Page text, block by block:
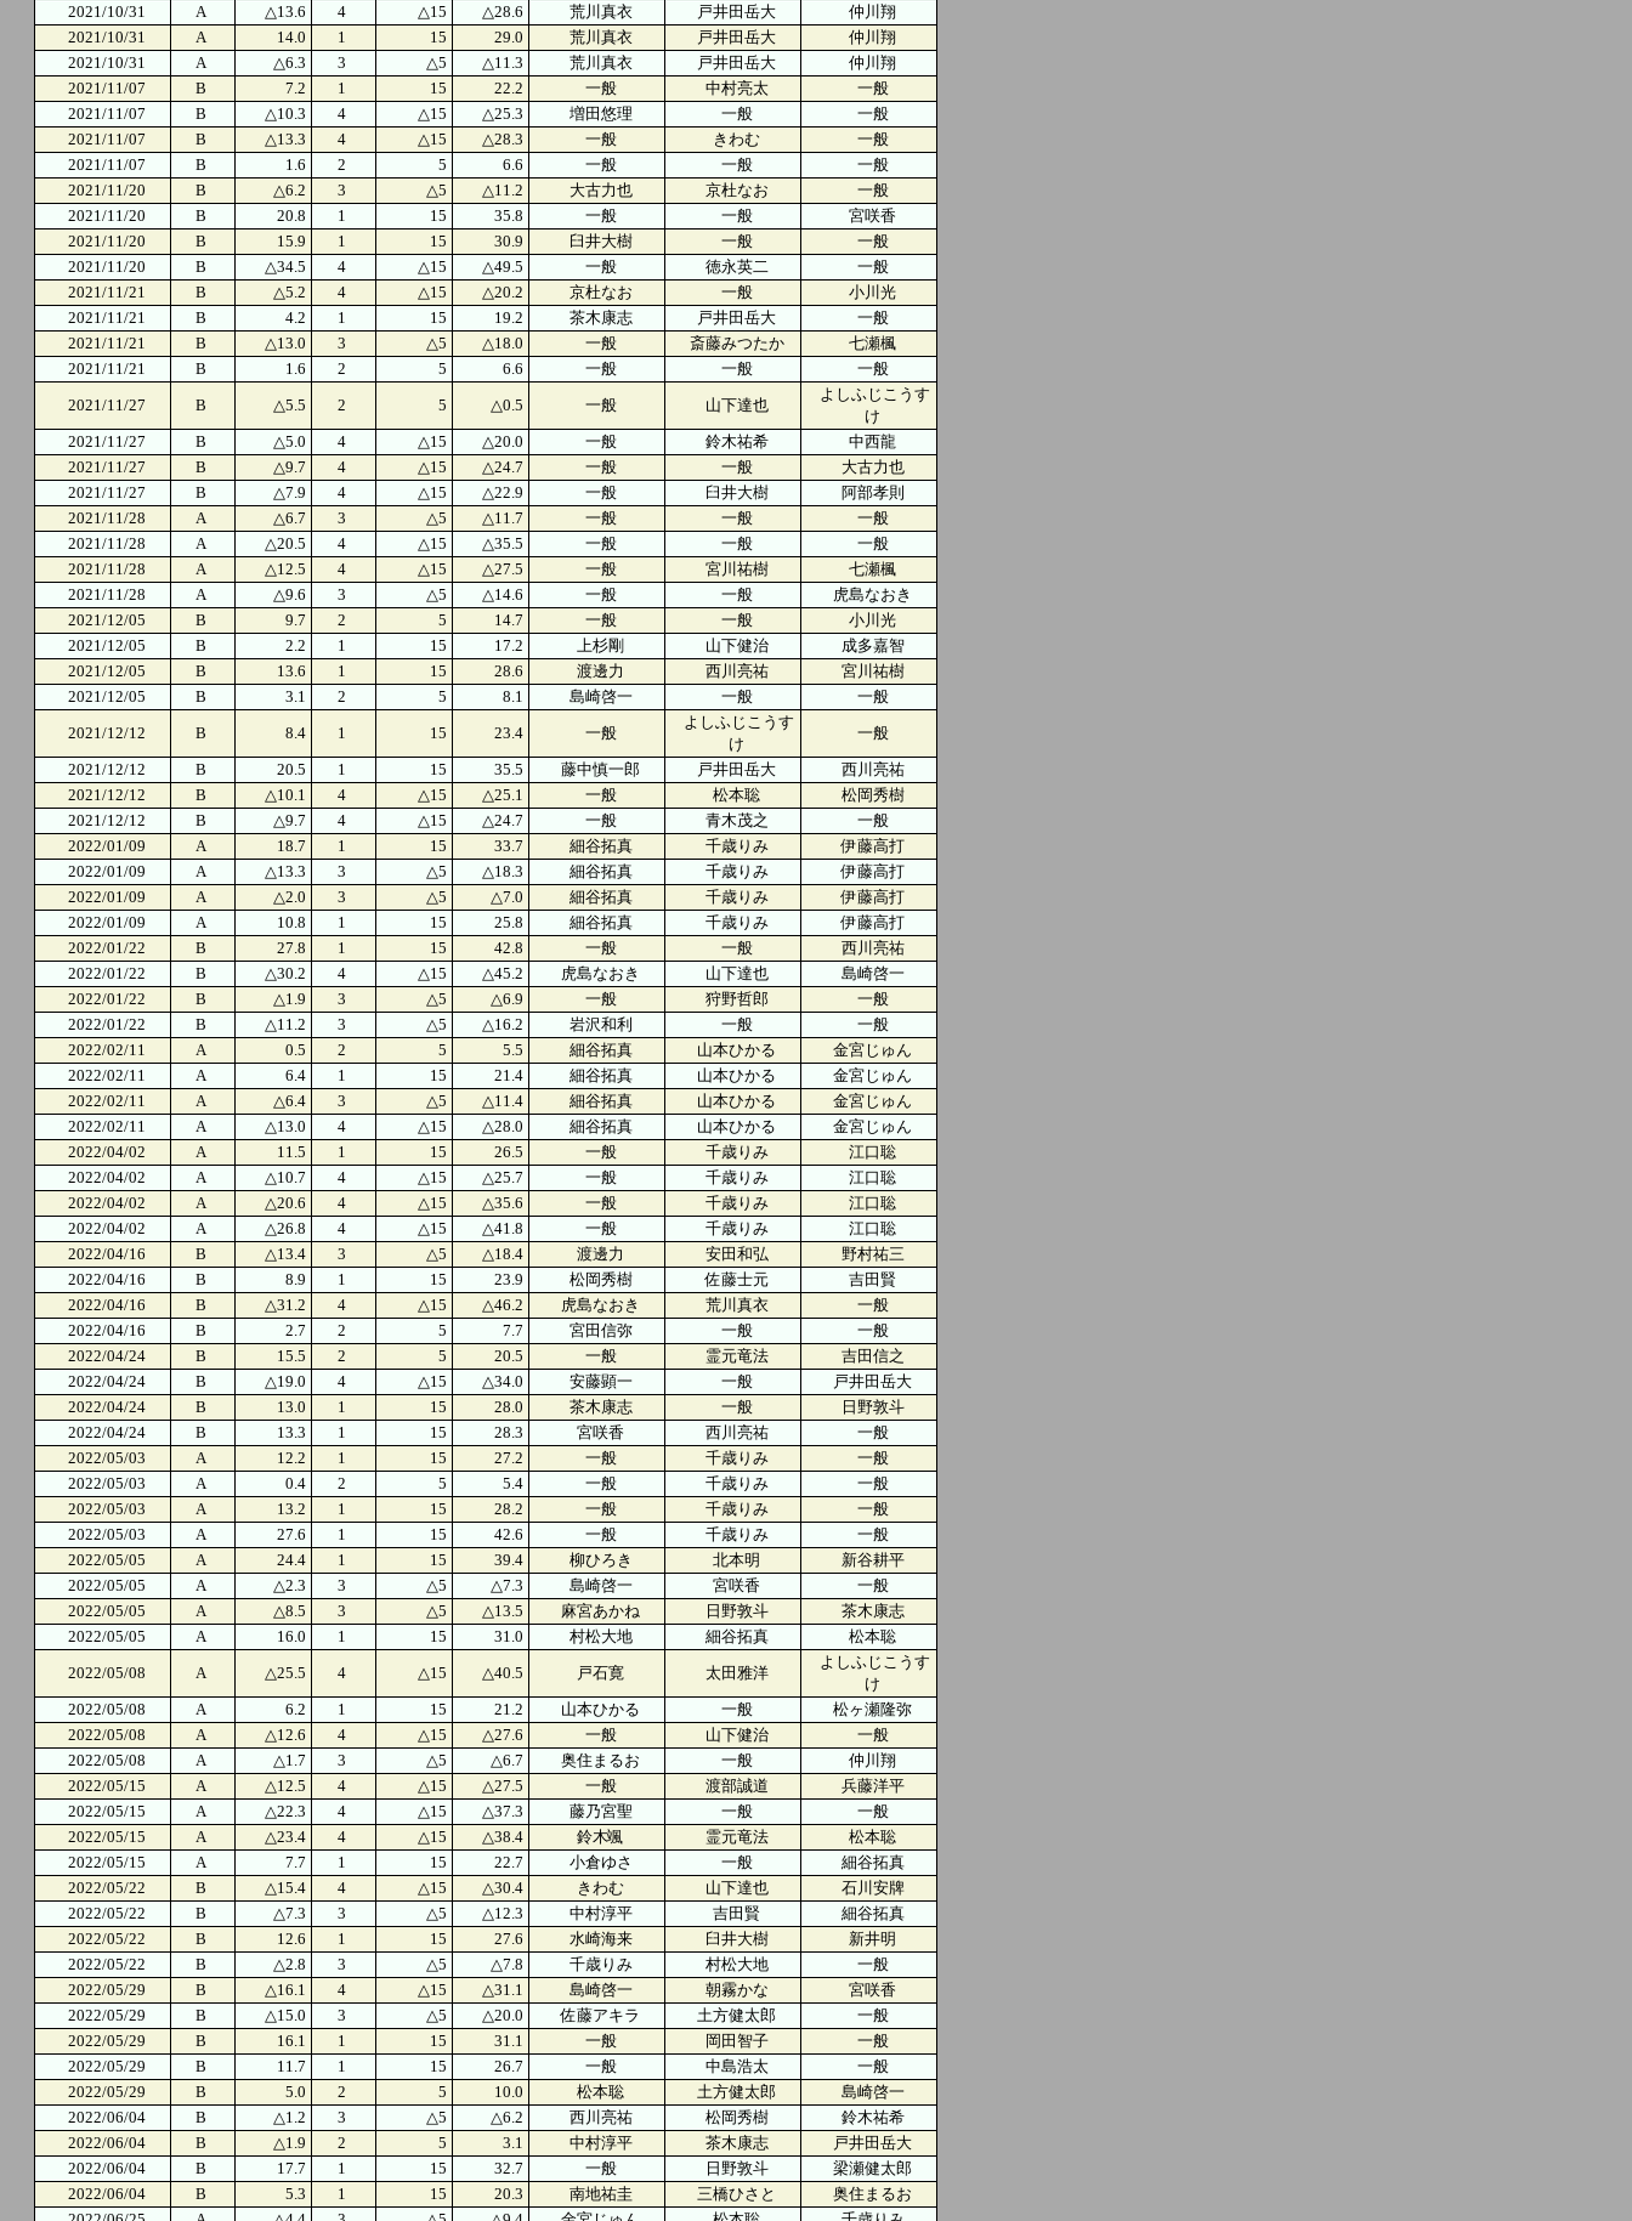
2021/10/31
A △13.6 4 △15 △28.6 荒川真衣 戸井田岳大
仲川翔
2021/10/31
A 14.0 1 15 29.0 荒川真衣 戸井田岳大
仲川翔
2021/10/31
A △6.3 3 △5 △11.3 荒川真衣 戸井田岳大
仲川翔
2021/11/07
B 7.2 1 15 22.2 一般 中村亮太
一般
2021/11/07
B △10.3 4 △15 △25.3 増田悠理 一般
一般
2021/11/07
B △13.3 4 △15 △28.3 一般 きわむ
一般
2021/11/07
B 1.6 2 5 6.6 一般 一般
一般
2021/11/20
B △6.2 3 △5 △11.2 大古力也 京杜なお
一般
2021/11/20
B 20.8 1 15 35.8 一般 一般
宮咲香
2021/11/20
B 15.9 1 15 30.9 臼井大樹 一般
一般
2021/11/20
B △34.5 4 △15 △49.5 一般 徳永英二
一般
2021/11/21
B △5.2 4 △15 △20.2 京杜なお 一般
小川光
2021/11/21
B 4.2 1 15 19.2 茶木康志 戸井田岳大
一般
2021/11/21
B △13.0 3 △5 △18.0 一般 斎藤みつたか
七瀬楓
2021/11/21
B 1.6 2 5 6.6 一般 一般
一般
2021/11/27
B △5.5 2 5 △0.5 一般 山下達也
よしふじこうす
け
2021/11/27
B △5.0 4 △15 △20.0 一般 鈴木祐希
中西龍
2021/11/27
B △9.7 4 △15 △24.7 一般 一般
大古力也
2021/11/27
B △7.9 4 △15 △22.9 一般 臼井大樹
阿部孝則
2021/11/28
A △6.7 3 △5 △11.7 一般 一般
一般
2021/11/28
A △20.5 4 △15 △35.5 一般 一般
一般
2021/11/28
A △12.5 4 △15 △27.5 一般 宮川祐樹
七瀬楓
2021/11/28
A △9.6 3 △5 △14.6 一般 一般
虎島なおき
2021/12/05
B 9.7 2 5 14.7 一般 一般
小川光
2021/12/05
B 2.2 1 15 17.2 上杉剛 山下健治
成多嘉智
2021/12/05
B 13.6 1 15 28.6 渡邊力 西川亮祐
宮川祐樹
2021/12/05
B 3.1 2 5 8.1 島崎啓一 一般
一般
2021/12/12
B 8.4 1 15 23.4 一般
よしふじこうす
け
一般
2021/12/12
B 20.5 1 15 35.5 藤中慎一郎 戸井田岳大
西川亮祐
2021/12/12
B △10.1 4 △15 △25.1 一般 松本聡
松岡秀樹
2021/12/12
B △9.7 4 △15 △24.7 一般 青木茂之
一般
2022/01/09
A 18.7 1 15 33.7 細谷拓真 千歳りみ
伊藤高打
2022/01/09
A △13.3 3 △5 △18.3 細谷拓真 千歳りみ
伊藤高打
2022/01/09
A △2.0 3 △5 △7.0 細谷拓真 千歳りみ
伊藤高打
2022/01/09
A 10.8 1 15 25.8 細谷拓真 千歳りみ
伊藤高打
2022/01/22
B 27.8 1 15 42.8 一般 一般
西川亮祐
2022/01/22
B △30.2 4 △15 △45.2 虎島なおき 山下達也
島崎啓一
2022/01/22
B △1.9 3 △5 △6.9 一般 狩野哲郎
一般
2022/01/22
B △11.2 3 △5 △16.2 岩沢和利 一般
一般
2022/02/11
A 0.5 2 5 5.5 細谷拓真 山本ひかる
金宮じゅん
2022/02/11
A 6.4 1 15 21.4 細谷拓真 山本ひかる
金宮じゅん
2022/02/11
A △6.4 3 △5 △11.4 細谷拓真 山本ひかる
金宮じゅん
2022/02/11
A △13.0 4 △15 △28.0 細谷拓真 山本ひかる
金宮じゅん
2022/04/02
A 11.5 1 15 26.5 一般 千歳りみ
江口聡
2022/04/02
A △10.7 4 △15 △25.7 一般 千歳りみ
江口聡
2022/04/02
A △20.6 4 △15 △35.6 一般 千歳りみ
江口聡
2022/04/02
A △26.8 4 △15 △41.8 一般 千歳りみ
江口聡
2022/04/16
B △13.4 3 △5 △18.4 渡邊力 安田和弘
野村祐三
2022/04/16
B 8.9 1 15 23.9 松岡秀樹 佐藤士元
吉田賢
2022/04/16
B △31.2 4 △15 △46.2 虎島なおき 荒川真衣
一般
2022/04/16
B 2.7 2 5 7.7 宮田信弥 一般
一般
2022/04/24
B 15.5 2 5 20.5 一般 霊元竜法
吉田信之
2022/04/24
B △19.0 4 △15 △34.0 安藤顕一 一般
戸井田岳大
2022/04/24
B 13.0 1 15 28.0 茶木康志 一般
日野敦斗
2022/04/24
B 13.3 1 15 28.3 宮咲香 西川亮祐
一般
2022/05/03
A 12.2 1 15 27.2 一般 千歳りみ
一般
2022/05/03
A 0.4 2 5 5.4 一般 千歳りみ
一般
2022/05/03
A 13.2 1 15 28.2 一般 千歳りみ
一般
2022/05/03
A 27.6 1 15 42.6 一般 千歳りみ
一般
2022/05/05
A 24.4 1 15 39.4 柳ひろき 北本明
新谷耕平
2022/05/05
A △2.3 3 △5 △7.3 島崎啓一 宮咲香
一般
2022/05/05
A △8.5 3 △5 △13.5 麻宮あかね 日野敦斗
茶木康志
2022/05/05
A 16.0 1 15 31.0 村松大地 細谷拓真
松本聡
2022/05/08
A △25.5 4 △15 △40.5 戸石寛 太田雅洋
よしふじこうす
け
2022/05/08
A 6.2 1 15 21.2 山本ひかる 一般
松ヶ瀬隆弥
2022/05/08
A △12.6 4 △15 △27.6 一般 山下健治
一般
2022/05/08
A △1.7 3 △5 △6.7 奥住まるお 一般
仲川翔
2022/05/15
A △12.5 4 △15 △27.5 一般 渡部誠道
兵藤洋平
2022/05/15
A △22.3 4 △15 △37.3 藤乃宮聖 一般
一般
2022/05/15
A △23.4 4 △15 △38.4 鈴木颯 霊元竜法
松本聡
2022/05/15
A 7.7 1 15 22.7 小倉ゆさ 一般
細谷拓真
2022/05/22
B △15.4 4 △15 △30.4 きわむ 山下達也
石川安牌
2022/05/22
B △7.3 3 △5 △12.3 中村淳平 吉田賢
細谷拓真
2022/05/22
B 12.6 1 15 27.6 水崎海来 臼井大樹
新井明
2022/05/22
B △2.8 3 △5 △7.8 千歳りみ 村松大地
一般
2022/05/29
B △16.1 4 △15 △31.1 島崎啓一 朝霧かな
宮咲香
2022/05/29
B △15.0 3 △5 △20.0 佐藤アキラ 土方健太郎
一般
2022/05/29
B 16.1 1 15 31.1 一般 岡田智子
一般
2022/05/29
B 11.7 1 15 26.7 一般 中島浩太
一般
2022/05/29
B 5.0 2 5 10.0 松本聡 土方健太郎
島崎啓一
2022/06/04
B △1.2 3 △5 △6.2 西川亮祐 松岡秀樹
鈴木祐希
2022/06/04
B △1.9 2 5 3.1 中村淳平 茶木康志
戸井田岳大
2022/06/04
B 17.7 1 15 32.7 一般 日野敦斗
梁瀬健太郎
2022/06/04
B 5.3 1 15 20.3 南地祐圭 三橋ひさと
奥住まるお